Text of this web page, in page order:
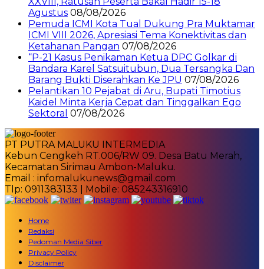
Agustus 08/08/2026
Pemuda ICMI Kota Tual Dukung Pra Muktamar
ICMI VIII 2026, Apresiasi Tema Konektivitas dan
Ketahanan Pangan 07/08/2026
“P-21 Kasus Penikaman Ketua DPC Golkar di
Bandara Karel Satsuitubun, Dua Tersangka Dan
Barang Bukti Diserahkan Ke JPU 07/08/2026
Pelantikan 10 Pejabat di Aru, Bupati Timotius
Kaidel Minta Kerja Cepat dan Tinggalkan Ego
Sektoral 07/08/2026
PT PUTRA MALUKU INTERMEDIA
Kebun Cengkeh RT.006/RW 09. Desa Batu Merah,
Kecamatan Sirimau Ambon-Maluku.
Email : infomalukunews@gmail.com
Tlp: 0911383133 | Mobile: 085243316910
Home
Redaksi
Pedoman Media Siber
Privacy Policy
Disclaimer